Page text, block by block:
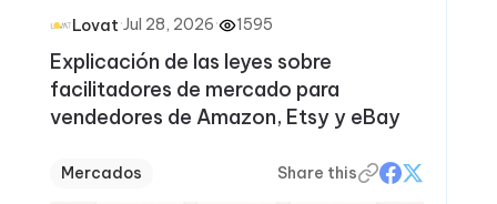
Lovat·Jul 28, 2026· 1595
Explicación de las leyes sobre
facilitadores de mercado para
vendedores de Amazon, Etsy y eBay
Mercados Share this